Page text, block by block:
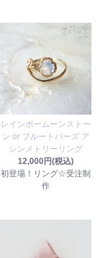
レインボームーンストー
ン or ブルートパーズ ア
シンメトリーリング
12,000円(税込)
初登場！リング☆受注制
作